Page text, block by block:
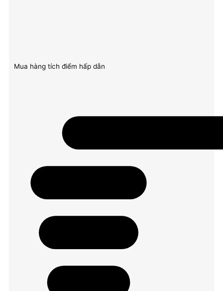
Mua hàng tích điểm hấp dẫn